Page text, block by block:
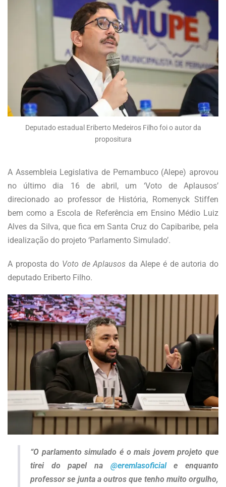
Deputado estadual Eriberto Medeiros Filho foi o autor da
propositura
A Assembleia Legislativa de Pernambuco (Alepe) aprovou
no último dia 16 de abril, um ‘Voto de Aplausos’
direcionado ao professor de História, Romenyck Stiffen
bem como a Escola de Referência em Ensino Médio Luiz
Alves da Silva, que fica em Santa Cruz do Capibaribe, pela
idealização do projeto ‘Parlamento Simulado’.
A proposta do Voto de Aplausos da Alepe é de autoria do
deputado Eriberto Filho.
“O parlamento simulado é o mais jovem projeto que
tirei do papel na @eremlasoficiale enquanto
professor se junta a outros que tenho muito orgulho,